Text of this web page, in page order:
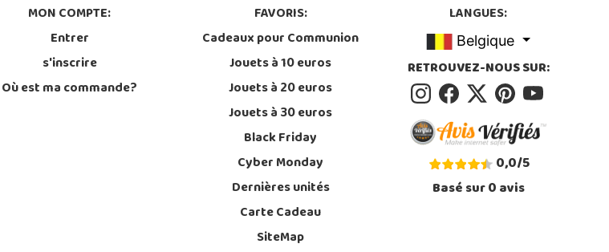
MON COMPTE:
Entrer
s'inscrire
Où est ma commande?
FAVORIS:
Cadeaux pour Communion
Jouets à 10 euros
Jouets à 20 euros
Jouets à 30 euros
Black Friday
Cyber Monday
Dernières unités
Carte Cadeau
SiteMap
LANGUES:
Belgique
RETROUVEZ-NOUS SUR:
0,0/5
Basé sur0avis